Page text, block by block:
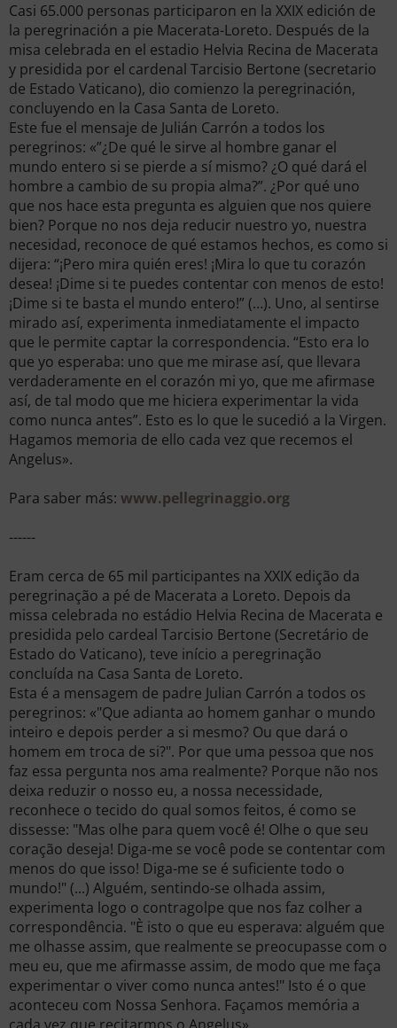
Casi 65.000 personas participaron en la XXIX edición de
la peregrinación a pie Macerata-Loreto. Después de la
misa celebrada en el estadio Helvia Recina de Macerata
y presidida por el cardenal Tarcisio Bertone (secretario
de Estado Vaticano), dio comienzo la peregrinación,
concluyendo en la Casa Santa de Loreto.
Este fue el mensaje de Julián Carrón a todos los
peregrinos: «”¿De qué le sirve al hombre ganar el
mundo entero si se pierde a sí mismo? ¿O qué dará el
hombre a cambio de su propia alma?”. ¿Por qué uno
que nos hace esta pregunta es alguien que nos quiere
bien? Porque no nos deja reducir nuestro yo, nuestra
necesidad, reconoce de qué estamos hechos, es como si
dijera: “¡Pero mira quién eres! ¡Mira lo que tu corazón
desea! ¡Dime si te puedes contentar con menos de esto!
¡Dime si te basta el mundo entero!” (…). Uno, al sentirse
mirado así, experimenta inmediatamente el impacto
que le permite captar la correspondencia. “Esto era lo
que yo esperaba: uno que me mirase así, que llevara
verdaderamente en el corazón mi yo, que me afirmase
así, de tal modo que me hiciera experimentar la vida
como nunca antes”. Esto es lo que le sucedió a la Virgen.
Hagamos memoria de ello cada vez que recemos el
Angelus».
Para saber más: www.pellegrinaggio.org
------
Eram cerca de 65 mil participantes na XXIX edição da
peregrinação a pé de Macerata a Loreto. Depois da
missa celebrada no estádio Helvia Recina de Macerata e
presidida pelo cardeal Tarcisio Bertone (Secretário de
Estado do Vaticano), teve início a peregrinação
concluída na Casa Santa de Loreto.
Esta é a mensagem de padre Julian Carrón a todos os
peregrinos: «"Que adianta ao homem ganhar o mundo
inteiro e depois perder a si mesmo? Ou que dará o
homem em troca de si?". Por que uma pessoa que nos
faz essa pergunta nos ama realmente? Porque não nos
deixa reduzir o nosso eu, a nossa necessidade,
reconhece o tecido do qual somos feitos, é como se
dissesse: "Mas olhe para quem você é! Olhe o que seu
coração deseja! Diga-me se você pode se contentar com
menos do que isso! Diga-me se é suficiente todo o
mundo!" (...) Alguém, sentindo-se olhada assim,
experimenta logo o contragolpe que nos faz colher a
correspondência. "È isto o que eu esperava: alguém que
me olhasse assim, que realmente se preocupasse com o
meu eu, que me afirmasse assim, de modo que me faça
experimentar o viver como nunca antes!" Isto é o que
aconteceu com Nossa Senhora. Façamos memória a